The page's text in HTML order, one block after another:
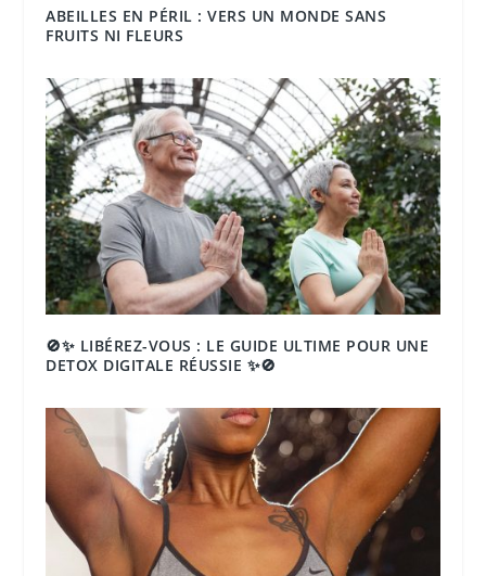
ABEILLES EN PÉRIL : VERS UN MONDE SANS
FRUITS NI FLEURS
🚫✨ LIBÉREZ-VOUS : LE GUIDE ULTIME POUR UNE
DETOX DIGITALE RÉUSSIE ✨🚫